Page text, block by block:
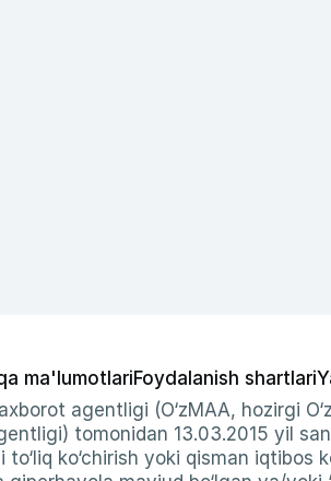
ma'lumotlariFoydalanish shartlari
agentligi (O‘zMAA, hozirgi
tomonidan 13.03.2015 yil
ko‘chirish yoki qisman